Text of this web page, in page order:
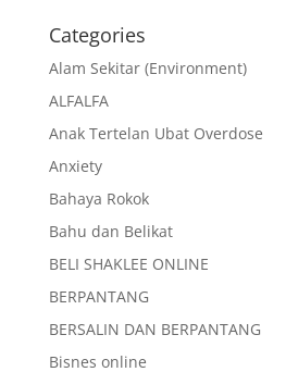
Categories
Alam Sekitar (Environment)
ALFALFA
Anak Tertelan Ubat Overdose
Anxiety
Bahaya Rokok
Bahu dan Belikat
BELI SHAKLEE ONLINE
BERPANTANG
BERSALIN DAN BERPANTANG
Bisnes online